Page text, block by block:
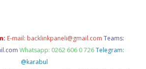
E-mail: backlinkpaneli@gmail.com Teams:
Whatsapp: 0262 606 0 726 Telegram:
@karabul